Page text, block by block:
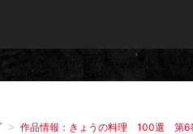
作品情報：きょうの料理 100選 第6